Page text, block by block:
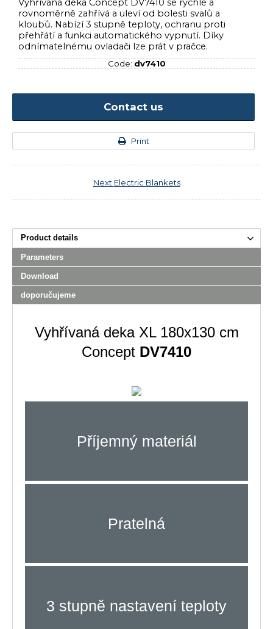
Vyhřívaná deka Concept DV7410 se rychle a
rovnoměrně zahřívá a uleví od bolesti svalů a
kloubů. Nabízí 3 stupně teploty, ochranu proti
přehřátí a funkci automatického vypnutí. Díky
odnímatelnému ovladači lze prát v pračce.
Code: dv7410
Contact us
Print
Next Electric Blankets
Product details
Parameters
Download
doporučujeme
Vyhřívaná deka XL 180x130 cm
Concept DV7410
Příjemný materiál
Pratelná
3 stupně nastavení teploty